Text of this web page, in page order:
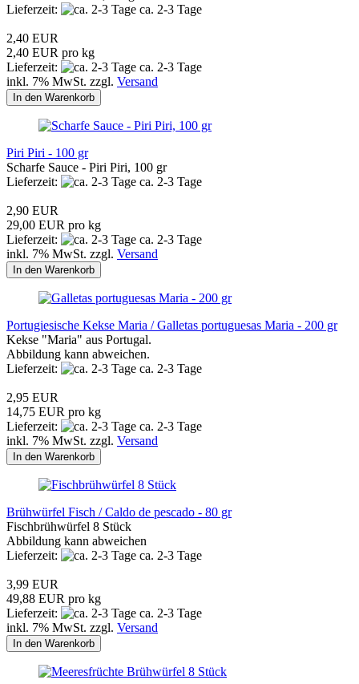
Lieferzeit:
ca. 2-3 Tage
2,40 EUR
2,40 EUR pro kg
Lieferzeit:
ca. 2-3 Tage
inkl. 7% MwSt. zzgl. Versand
In den Warenkorb
Piri Piri - 100 gr
Scharfe Sauce - Piri Piri, 100 gr
Lieferzeit:
ca. 2-3 Tage
2,90 EUR
29,00 EUR pro kg
Lieferzeit:
ca. 2-3 Tage
inkl. 7% MwSt. zzgl. Versand
In den Warenkorb
Portugiesische Kekse Maria / Galletas portuguesas Maria - 200 gr
Kekse "Maria" aus Portugal.
Abbildung kann abweichen.
Lieferzeit:
ca. 2-3 Tage
2,95 EUR
14,75 EUR pro kg
Lieferzeit:
ca. 2-3 Tage
inkl. 7% MwSt. zzgl. Versand
In den Warenkorb
Brühwürfel Fisch / Caldo de pescado - 80 gr
Fischbrühwürfel 8 Stück
Abbildung kann abweichen
Lieferzeit:
ca. 2-3 Tage
3,99 EUR
49,88 EUR pro kg
Lieferzeit:
ca. 2-3 Tage
inkl. 7% MwSt. zzgl. Versand
In den Warenkorb